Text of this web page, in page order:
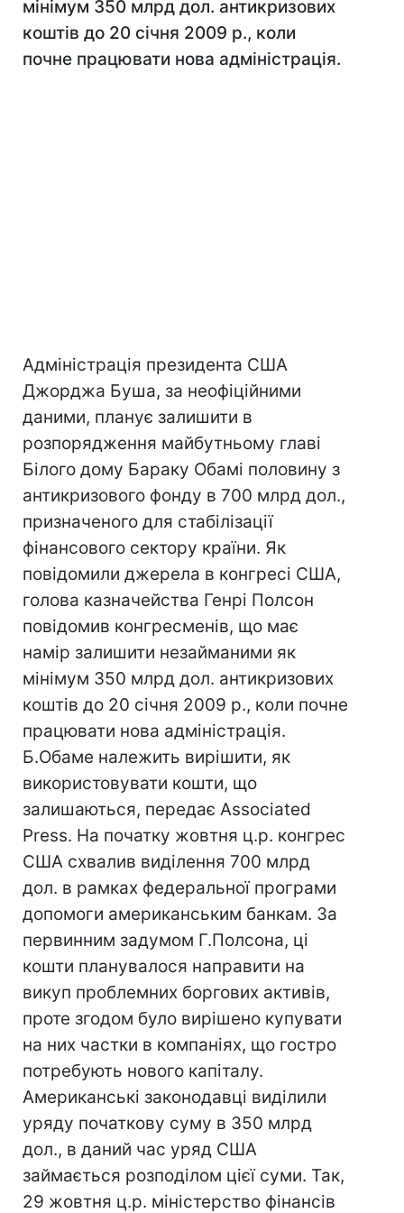
мінімум 350 млрд дол. антикризових
коштів до 20 січня 2009 р., коли
почне працювати нова адміністрація.
Адміністрація президента США
Джорджа Буша, за неофіційними
даними, планує залишити в
розпорядження майбутньому главі
Білого дому Бараку Обамі половину з
антикризового фонду в 700 млрд дол.,
призначеного для стабілізації
фінансового сектору країни. Як
повідомили джерела в конгресі США,
голова казначейства Генрі Полсон
повідомив конгресменів, що має
намір залишити незайманими як
мінімум 350 млрд дол. антикризових
коштів до 20 січня 2009 р., коли почне
працювати нова адміністрація.
Б.Обаме належить вирішити, як
використовувати кошти, що
залишаються, передає Associated
Press. На початку жовтня ц.р. конгрес
США схвалив виділення 700 млрд
дол. в рамках федеральної програми
допомоги американським банкам. За
первинним задумом Г.Полсона, ці
кошти планувалося направити на
викуп проблемних боргових активів,
проте згодом було вирішено купувати
на них частки в компаніях, що гостро
потребують нового капіталу.
Американські законодавці виділили
уряду початкову суму в 350 млрд
дол., в даний час уряд США
займається розподілом цієї суми. Так,
29 жовтня ц.р. міністерство фінансів